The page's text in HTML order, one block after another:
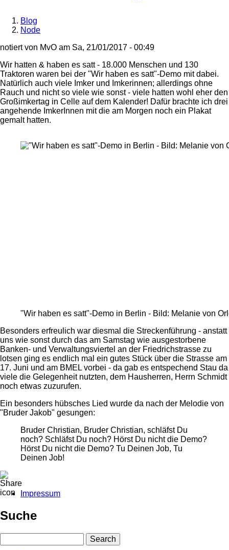
Breadcrumb
Blog
Node
notiert von MvO am Sa, 21/01/2017 - 00:49
Wir hatten & haben es satt - 18.000 Menschen und 130
Traktoren waren bei der "Wir haben es satt"-Demo mit dabei.
Natürlich auch viele Imker und Imkerinnen; allerdings ohne
Rauch und nicht so viele wie sonst - viele hatten wohl eher den
Großimkertag in Celle auf dem Kalender! Dafür brachte ich drei
angehende ImkerInnen mit die am Morgen noch ein Plakat
gemalt hatten.
"Wir haben es satt"-Demo in Berlin - Bild: Melanie von
Besonders erfreulich war diesmal die Streckenführung - anstatt
uns wie sonst durch das am Samstag wie ausgestorbene
Banken- und Verwaltungsviertel an der Friedrichstrasse zu
lotsen ging es endlich mal ein gutes Stück über die Strasse am
17. Juni und am BMEL vorbei - da gab es entspechend Stau da
viele die Gelegenheit nutzten, dem Hausherren, Herrn Schmidt
noch etwas zuzurufen.
Ein besonders hübsches Lied wurde da nach der Melodie von
"Bruder Jakob" gesungen:
Bruder Christian, Bruder Christian, schläfst Du
noch? Schläfst Du noch? Hörst Du nicht die Demo?
Hörst Du nicht die Demo? Tu Deinen Job, Tu
Deinen Job!
Impressum
Suche